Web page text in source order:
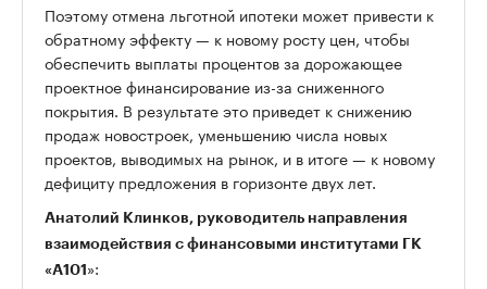
Поэтому отмена льготной ипотеки может привести к
обратному эффекту — к новому росту цен, чтобы
обеспечить выплаты процентов за дорожающее
проектное финансирование из-за сниженного
покрытия. В результате это приведет к снижению
продаж новостроек, уменьшению числа новых
проектов, выводимых на рынок, и в итоге — к новому
дефициту предложения в горизонте двух лет.
Анатолий Клинков, руководитель направления
взаимодействия с финансовыми институтами ГК
«А101 »: